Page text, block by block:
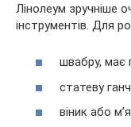
Лінолеум зручніше
інструментів. Для
швабру, має
статеву
віник або